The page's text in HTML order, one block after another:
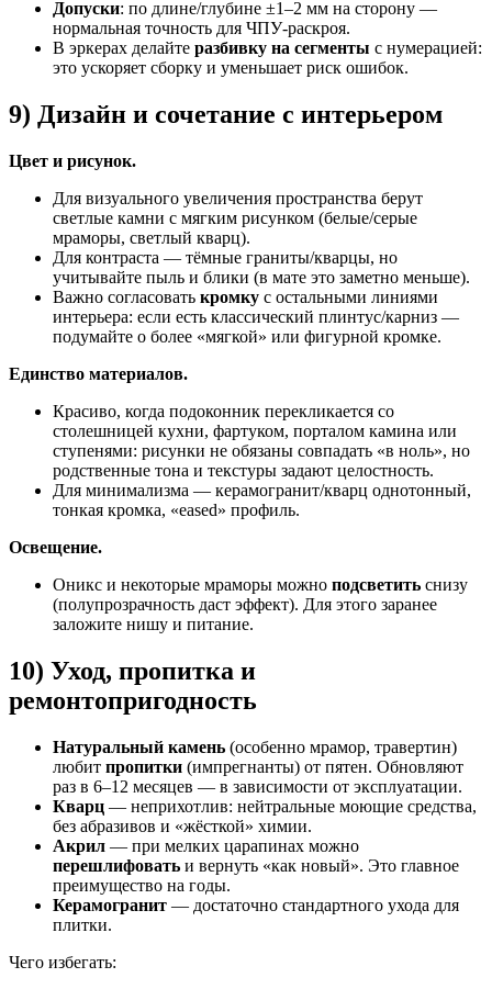
Допуски: по длине/глубине ±1–2 мм на сторону —
нормальная точность для ЧПУ-раскроя.
В эркерах делайте разбивку на сегменты с нумерацией:
это ускоряет сборку и уменьшает риск ошибок.
9) Дизайн и сочетание с интерьером
Цвет и рисунок.
Для визуального увеличения пространства берут
светлые камни с мягким рисунком (белые/серые
мраморы, светлый кварц).
Для контраста — тёмные граниты/кварцы, но
учитывайте пыль и блики (в мате это заметно меньше).
Важно согласовать кромку с остальными линиями
интерьера: если есть классический плинтус/карниз —
подумайте о более «мягкой» или фигурной кромке.
Единство материалов.
Красиво, когда подоконник перекликается со
столешницей кухни, фартуком, порталом камина или
ступенями: рисунки не обязаны совпадать «в ноль», но
родственные тона и текстуры задают целостность.
Для минимализма — керамогранит/кварц однотонный,
тонкая кромка, «eased» профиль.
Освещение.
Оникс и некоторые мраморы можно подсветить снизу
(полупрозрачность даст эффект). Для этого заранее
заложите нишу и питание.
10) Уход, пропитка и
ремонтопригодность
Натуральный камень (особенно мрамор, травертин)
любит пропитки (импрегнанты) от пятен. Обновляют
раз в 6–12 месяцев — в зависимости от эксплуатации.
Кварц — неприхотлив: нейтральные моющие средства,
без абразивов и «жёсткой» химии.
Акрил — при мелких царапинах можно
перешлифовать и вернуть «как новый». Это главное
преимущество на годы.
Керамогранит — достаточно стандартного ухода для
плитки.
Чего избегать: